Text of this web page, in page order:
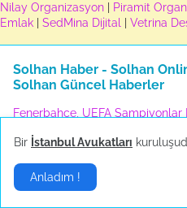
Nilay Organizasyon
Piramit
Emlak
SedMina Dijital Vetrina
Solhan Haber - Solhan
Solhan Güncel Haberler
Fenerbahçe, UEFA
Üsküdar Belediyesine yönelik
A Milli Kadın Voleybol Takımı,
Merkez Bankası, politika faizini
Bir İstanbul Avukatları
Anladım !